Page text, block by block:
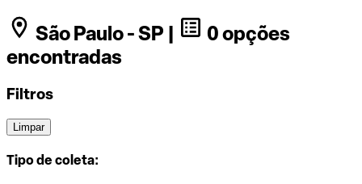
São Paulo - SP |
0 opções
encontradas
Filtros
Limpar
Tipo de coleta: